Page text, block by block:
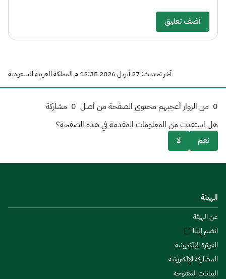
أضف تعليق
آخر تحديث: 27 أبريل 2026 12:35 م المملكة العربية السعودية
0 من الزوار أعجبهم محتوى الصفحة من أصل 0 مشاركة
هل استفدت من المعلومات المقدمة في هذه الصفحة؟
نعم
لا
الهيئة
عن الهيئة
انضم إلينا
الفوترة الإلكترونية
المشاركة الإلكترونية
البيانات المفتوحة